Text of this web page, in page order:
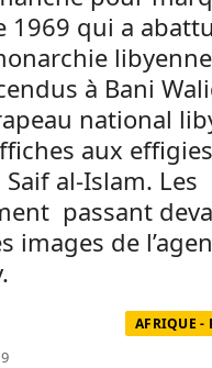
1969 qui a
à Bani
national
aux
al-Islam. Les
passant
images de
AFRIQUE -